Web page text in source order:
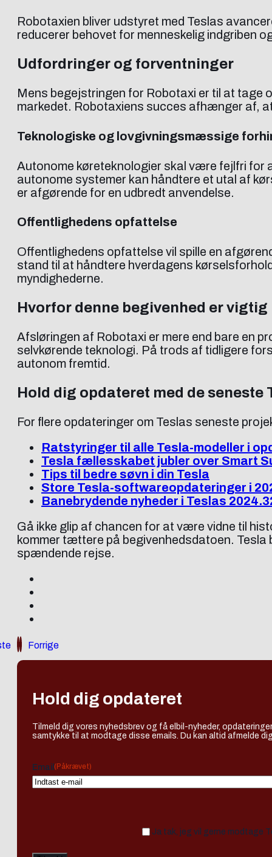
Robotaxien bliver udstyret med Teslas
reducerer behovet for menneskelig indgriben
Udfordringer og forventninger
Mens begejstringen for Robotaxi er til at tage
markedet. Robotaxiens succes afhænger af,
Teknologiske og lovgivningsmæssige
Autonome køreteknologier skal være fejlfri for
autonome systemer kan håndtere et utal af
er afgørende for en udbredt anvendelse.
Offentlighedens opfattelse
Offentlighedens opfattelse vil spille en
stand til at håndtere hverdagens
myndighederne.
Hvorfor denne begivenhed er vigtig
Afsløringen af Robotaxi er mere end bare en
selvkørende teknologi. På trods af tidligere
autonom fremtid.
Hold dig opdateret med de seneste
For flere opdateringer om Teslas seneste
Ratstyringer til alle Tesla-modeller i
Tesla fællesskabet jubler over Smart
Tips til bedre søvn i din Tesla
Store Tesla-softwareopdateringer i
Banebrydende nyheder i Teslas
Gå ikke glip af chancen for at være vidne til
kommer tættere på begivenhedsdatoen. Tesla
spændende rejse.
Forrige
Hold dig opdateret
Tilmeld dig vores nyhedsbrev og få elbil-nyheder,
samtykke til at modtage disse emails. Du kan altid afmelde
Email (Påkrævet)
Ja tak, jeg vil gerne modtage